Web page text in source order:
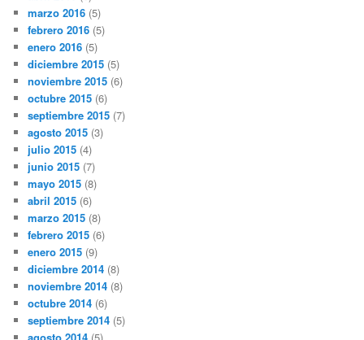
marzo 2016 (5)
febrero 2016 (5)
enero 2016 (5)
diciembre 2015 (5)
noviembre 2015 (6)
octubre 2015 (6)
septiembre 2015 (7)
agosto 2015 (3)
julio 2015 (4)
junio 2015 (7)
mayo 2015 (8)
abril 2015 (6)
marzo 2015 (8)
febrero 2015 (6)
enero 2015 (9)
diciembre 2014 (8)
noviembre 2014 (8)
octubre 2014 (6)
septiembre 2014 (5)